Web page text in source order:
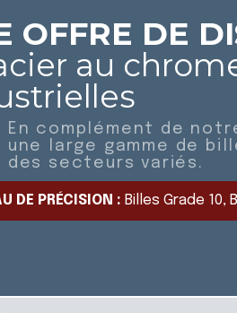
OFFRE DE
au
En complément de
une large gamme de
des secteurs variés.
DE PRÉCISION : Billes Grade 10,